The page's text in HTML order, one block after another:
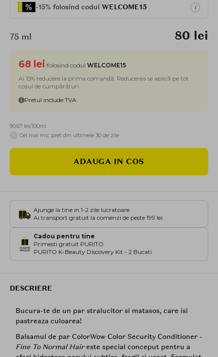
-15% folosind codul WELCOME15 i
75 ml 80 lei
68 lei folosind codul WELCOME15
Ai 15% reducere la prima comandă. Reducerea se aplică pe tot
coșul de cumpărături.
Pretul include TVA
90.67 lei/100ml
Cel mai mic pret din ultimele 30 de zile
ADAUGA IN COS
Ajunge la tine in 1-2 zile lucratoare.
Ai transport gratuit la comenzi de peste 199 lei.
Cadou pentru tine
Primesti gratuit PURITO
PURITO K-Beauty Discovery Kit - 2 Bucati
DESCRIERE
Bucura-te de un par stralucitor si matasos, care isi
pastreaza culoarea!
Balsamul de par ColorWow Color Security Conditioner -
Fine To Normal Haireste special conceput pentru a